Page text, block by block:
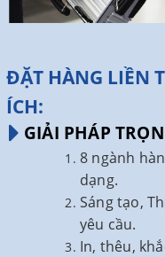
ĐẶT HÀNG LIỀN
ÍCH:
GIẢI PHÁP
8 ngành
dạng.
Sáng tạo,
yêu cầu.
In, thêu,